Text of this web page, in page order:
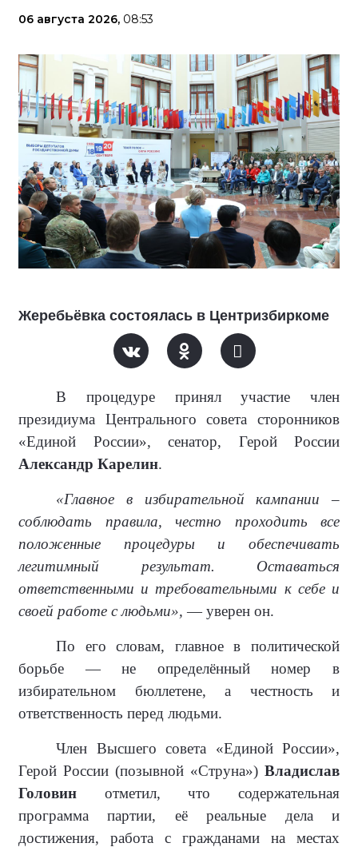
06 августа 2026, 08:53
Жеребьёвка состоялась в Центризбиркоме
В процедуре принял участие член
президиума Центрального совета сторонников
«Единой России», сенатор, Герой России
Александр Карелин.
«Главное в избирательной кампании –
соблюдать правила, честно проходить все
положенные процедуры и обеспечивать
легитимный результат. Оставаться
ответственными и требовательными к себе и
своей работе с людьми», — уверен он.
По его словам, главное в политической
борьбе — не определённый номер в
избирательном бюллетене, а честность и
ответственность перед людьми.
Член Высшего совета «Единой России»,
Герой России (позывной «Струна») Владислав
Головин отметил, что содержательная
программа партии, её реальные дела и
достижения, работа с гражданами на местах